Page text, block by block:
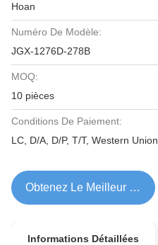
Hoan
Numéro De Modèle:
JGX-1276D-278B
MOQ:
10 pièces
Conditions De Paiement:
LC, D/A, D/P, T/T, Western Union
Obtenez Le Meilleur Prix
Informations Détaillées